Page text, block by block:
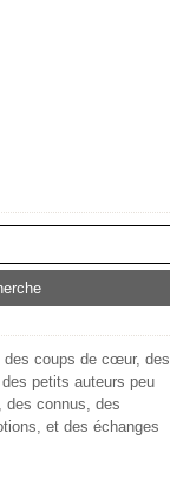
des coups de cœur, des
petits auteurs peu
des connus, des
et des échanges